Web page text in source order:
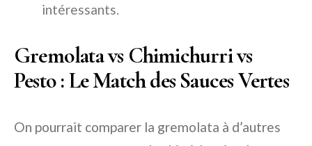
intéressants.
Gremolata vs Chimichurri vs
Pesto : Le Match des Sauces Vertes
On pourrait comparer la gremolata à d’autres